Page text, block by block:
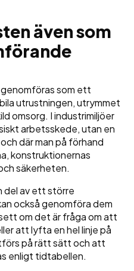
även som
som ett
utrustningen, utrymmet
omsorg. I industrimiljöer
arbetsskede, utan en
där man på förhand
konstruktionernas
säkerheten.
del av ett större
också genomföra dem
om det är fråga om att
att lyfta en hel linje på
på rätt sätt och att
enligt tidtabellen.